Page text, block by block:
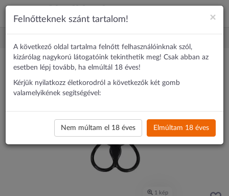
×
Felnőtteknek szánt tartalom!
A következő oldal tartalma felnőtt felhasználóinknak szól,
kizárólag nagykorú látogatóink tekinthetik meg! Csak abban az
esetben lépj tovább, ha elmúltál 18 éves!
Kérjük nyilatkozz életkorodról a következők két gomb
valamelyikének segítségével:
Nem múltam el 18 éves Elmúltam 18 éves